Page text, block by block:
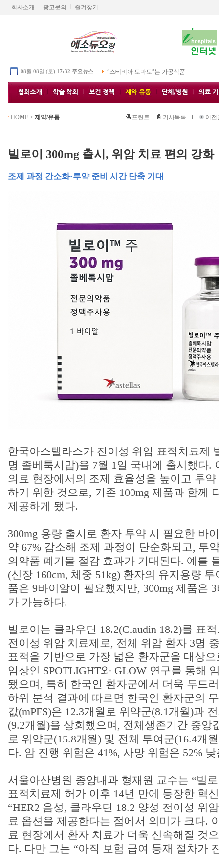
회사소개 광고문의 즐겨찾기
08월 08일 (토) 17:32 주요뉴스 “스테비아 토마토”는 가공식품
HOME> 제약/유통 프린트 기사목록 l 이전
빌로이 300mg 출시, 위암 치료 편의 강화
조제 과정 간소화·투약 준비 시간 단축 기대
한국아스텔라스가 전이성 위암 표적치료제
명 졸베툭시맙)을 7월 1일 국내에 출시했다.
의료 현장에서의 조제 효율성을 높이고 투
하기 위한 것으로, 기존 100mg 제품과 함께
제공하게 됐다.
300mg 용량 출시로 환자 투약 시 필요한 바
약 67% 감소해 조제 과정이 단순화되고, 투
의약품 폐기물 절감 효과가 기대된다. 예를
(신장 160cm, 체중 51kg) 환자의 유지용량 투
품은 9바이알이 필요했지만, 300mg 제품은
가 가능하다.
빌로이는 클라우딘 18.2(Claudin 18.2)를 표
전이성 위암 치료제로, 전체 위암 환자 3명
표적을 기반으로 가장 넓은 환자군을 대상
임상인 SPOTLIGHT와 GLOW 연구를 통해
됐으며, 특히 한국인 환자군에서 더욱 두드
하위 분석 결과에 따르면 한국인 환자군의
값(mPFS)은 12.3개월로 위약군(8.1개월)과
(9.2개월)을 상회했으며, 전체생존기간 중앙
로 위약군(15.8개월) 및 전체 투여군(16.4개
다. 암 진행 위험은 41%, 사망 위험은 52%
서울아산병원 종양내과 형재원 교수는 “빌
표적치료제 허가 이후 14년 만에 등장한 혁
“HER2 음성, 클라우딘 18.2 양성 전이성 위
료 옵션을 제공한다는 점에서 의미가 크다.
료 현장에서 환자 치료가 더욱 신속해질 것
다. 다만 그는 “아직 보험 급여 등재 절차가